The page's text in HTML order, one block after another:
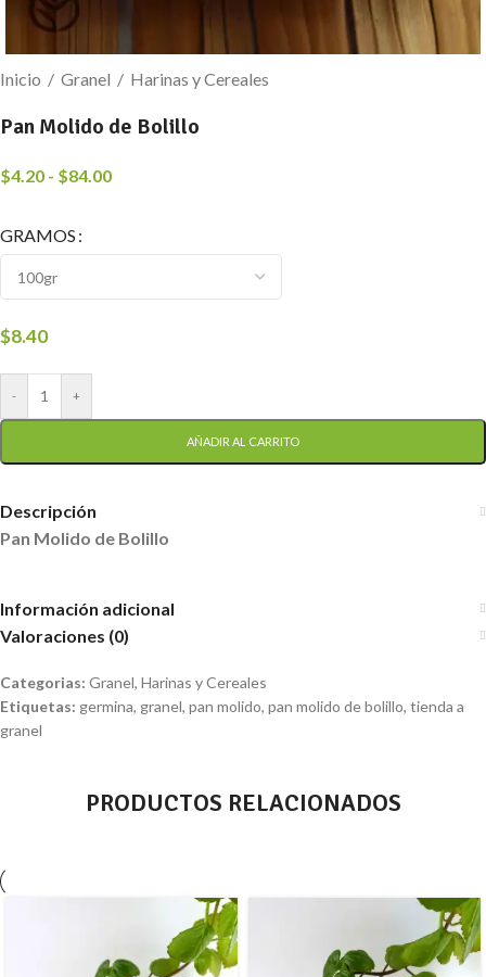
Inicio / Granel / Harinas y Cereales
Pan Molido de Bolillo
$4.20 - $84.00
GRAMOS
$8.40
- +
AÑADIR AL CARRITO
Descripción
Pan Molido de Bolillo
Información adicional
Valoraciones (0)
Categorias: Granel, Harinas y Cereales
Etiquetas: germina, granel, pan molido, pan molido de bolillo, tienda a
granel
PRODUCTOS RELACIONADOS